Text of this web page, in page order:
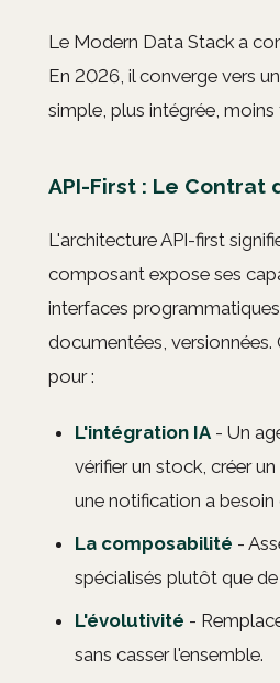
Le Modern Data Stack a
En 2026, il converge vers
simple, plus intégrée,
API-First : Le Contrat
L'architecture API-first
composant expose ses
interfaces
documentées, versionnées.
pour :
L'intégration IA - Un
vérifier un stock, créer
une notification a besoin
La composabilité -
spécialisés plutôt que
L'évolutivité -
sans casser l'ensemble.